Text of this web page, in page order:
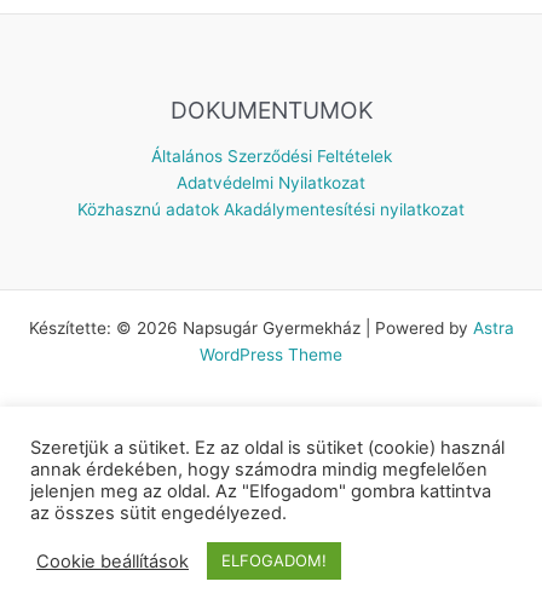
DOKUMENTUMOK
Általános Szerződési Feltételek
Adatvédelmi Nyilatkozat
Közhasznú adatok Akadálymentesítési nyilatkozat
Készítette: © 2026 Napsugár Gyermekház | Powered by Astra
WordPress Theme
Szeretjük a sütiket. Ez az oldal is sütiket (cookie) használ
annak érdekében, hogy számodra mindig megfelelően
jelenjen meg az oldal. Az "Elfogadom" gombra kattintva
az összes sütit engedélyezed.
Cookie beállítások ELFOGADOM!